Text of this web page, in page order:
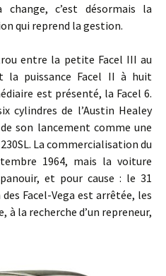
change, c’est désormais la
qui reprend la gestion.
la petite Facel III au
la puissance Facel II à huit
est présenté, la Facel 6.
cylindres de l’Austin Healey
son lancement comme une
La commercialisation du
1964, mais la voiture
et pour cause : le 31
Facel-Vega est arrêtée, les
la recherche d’un repreneur,